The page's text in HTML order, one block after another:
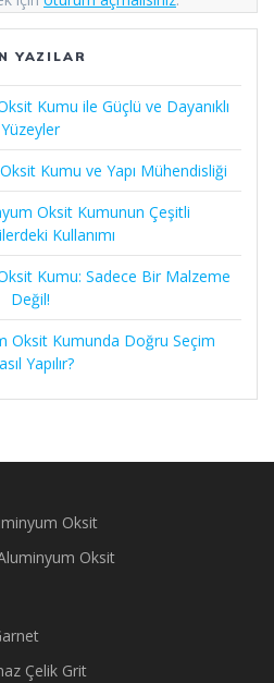
YAZILAR
Kumu ile Güçlü ve Dayanıklı
Yüzeyler
Kumu ve Yapı Mühendisliği
Oksit Kumunun Çeşitli
Kullanımı
Kumu: Sadece Bir Malzeme
Değil!
Oksit Kumunda Doğru Seçim
Yapılır?
Oksit
Oksit
Çelik Grit